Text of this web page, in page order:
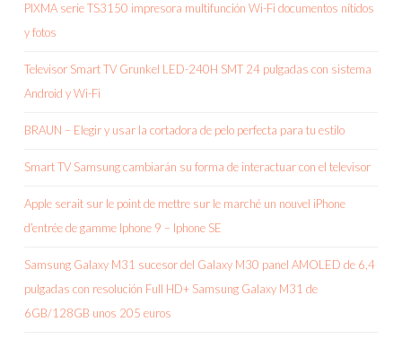
PIXMA serie TS3150 impresora multifunción Wi-Fi documentos nítidos
y fotos
Televisor Smart TV Grunkel LED-240H SMT 24 pulgadas con sistema
Android y Wi-Fi
BRAUN – Elegir y usar la cortadora de pelo perfecta para tu estilo
Smart TV Samsung cambiarán su forma de interactuar con el televisor
Apple serait sur le point de mettre sur le marché un nouvel iPhone
d’entrée de gamme Iphone 9 – Iphone SE
Samsung Galaxy M31 sucesor del Galaxy M30 panel AMOLED de 6,4
pulgadas con resolución Full HD+ Samsung Galaxy M31 de
6GB/128GB unos 205 euros